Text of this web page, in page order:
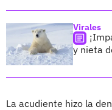
Virales
y nieta
La acudiente hizo la